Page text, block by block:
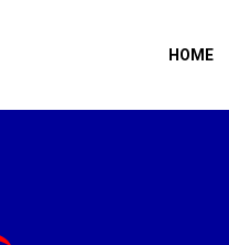
be mysqli_result, bool given in
HOME
be mysqli_result, bool given in